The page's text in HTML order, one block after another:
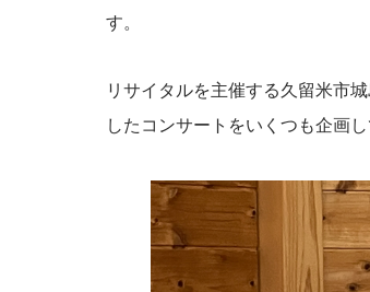
す。
リサイタルを主催する久留米市
したコンサートをいくつも企画